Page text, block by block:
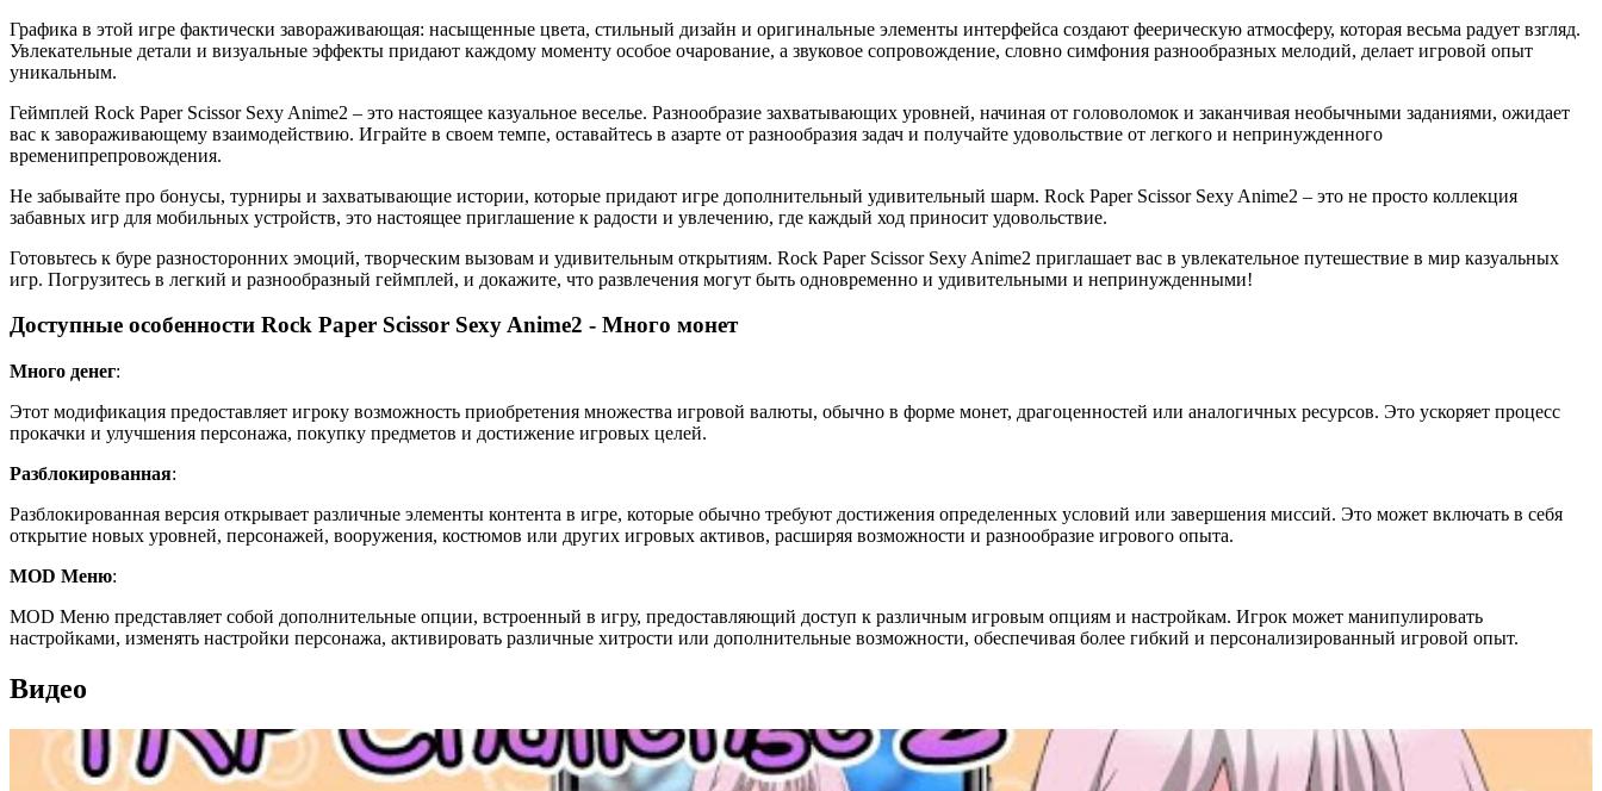
Графика в этой игре фактически завораживающая: насыщенные цвета, стильный дизайн и оригинальные элементы интерфейса создают феерическую атмосферу, которая весьма радует взгляд.
Увлекательные детали и визуальные эффекты придают каждому моменту особое очарование, а звуковое сопровождение, словно симфония разнообразных мелодий, делает игровой опыт
уникальным.
Геймплей Rock Paper Scissor Sexy Anime2 – это настоящее казуальное веселье. Разнообразие захватывающих уровней, начиная от головоломок и заканчивая необычными заданиями, ожидает
вас к завораживающему взаимодействию. Играйте в своем темпе, оставайтесь в азарте от разнообразия задач и получайте удовольствие от легкого и непринужденного
временипрепровождения.
Не забывайте про бонусы, турниры и захватывающие истории, которые придают игре дополнительный удивительный шарм. Rock Paper Scissor Sexy Anime2 – это не просто коллекция
забавных игр для мобильных устройств, это настоящее приглашение к радости и увлечению, где каждый ход приносит удовольствие.
Готовьтесь к буре разносторонних эмоций, творческим вызовам и удивительным открытиям. Rock Paper Scissor Sexy Anime2 приглашает вас в увлекательное путешествие в мир казуальных
игр. Погрузитесь в легкий и разнообразный геймплей, и докажите, что развлечения могут быть одновременно и удивительными и непринужденными!
Доступные особенности Rock Paper Scissor Sexy Anime2 - Много монет
Много денег:
Этот модификация предоставляет игроку возможность приобретения множества игровой валюты, обычно в форме монет, драгоценностей или аналогичных ресурсов. Это ускоряет процесс
прокачки и улучшения персонажа, покупку предметов и достижение игровых целей.
Разблокированная:
Разблокированная версия открывает различные элементы контента в игре, которые обычно требуют достижения определенных условий или завершения миссий. Это может включать в себя
открытие новых уровней, персонажей, вооружения, костюмов или других игровых активов, расширяя возможности и разнообразие игрового опыта.
MOD Меню:
MOD Меню представляет собой дополнительные опции, встроенный в игру, предоставляющий доступ к различным игровым опциям и настройкам. Игрок может манипулировать
настройками, изменять настройки персонажа, активировать различные хитрости или дополнительные возможности, обеспечивая более гибкий и персонализированный игровой опыт.
Видео